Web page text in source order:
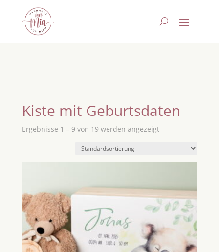
Kiste mit Geburtsdaten
Ergebnisse 1 – 9 von 19 werden angezeigt